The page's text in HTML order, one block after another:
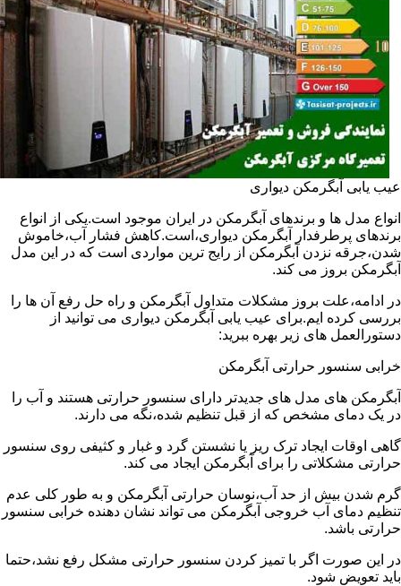
عیب یابی آبگرمکن دیواری
انواع مدل ها و برندهای آبگرمکن در ایران موجود است.یکی از انواع
برندهای پرطرفدار آبگرمکن دیواری،است.کاهش فشار آب،خاموش
شدن،جرقه نزدن آبگرمکن از رایج ترین مواردی است که در این مدل
آبگرمکن بروز می کند.
در ادامه،علت بروز مشکلات متداول آبگرمکن و راه حل رفع آن ها را
بررسی کرده ایم.برای عیب یابی آبگرمکن دیواری می توانید از
دستورالعمل های زیر بهره ببرید:
خرابی سنسور حرارتی آبگرمکن
آبگرمکن های مدل های جدیدتر دارای سنسور حرارتی هستند و آب را
در یک دمای مشخص که از قبل تنظیم شده،نگه می دارند.
گاهی اوقات ایجاد ترک ریز یا نشستن گرد و غبار و کثیفی روی سنسور
حرارتی مشکلاتی را برای آبگرمکن ایجاد می کند.
گرم شدن بیش از حد آب،نوسان حرارتی آبگرمکن و به طور کلی عدم
تنظیم دمای آب خروجی آبگرمکن می تواند نشان دهنده خرابی سنسور
حرارتی باشد.
در این صورت اگر با تمیز کردن سنسور حرارتی مشکل رفع نشد،حتما
باید تعویض شود.